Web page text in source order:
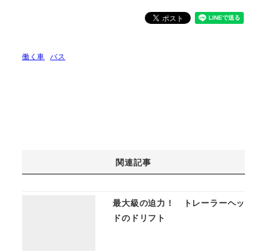
働く車 バス
関連記事
最大級の迫力！ トレーラーヘッ
ドのドリフト